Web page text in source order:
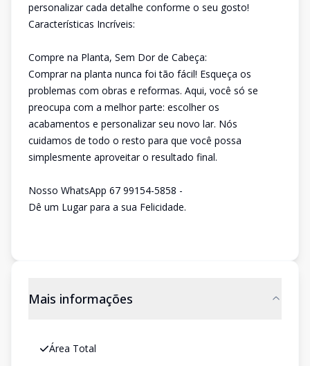
personalizar cada detalhe conforme o seu gosto!
Características Incríveis:
Compre na Planta, Sem Dor de Cabeça:
Comprar na planta nunca foi tão fácil! Esqueça os
problemas com obras e reformas. Aqui, você só se
preocupa com a melhor parte: escolher os
acabamentos e personalizar seu novo lar. Nós
cuidamos de todo o resto para que você possa
simplesmente aproveitar o resultado final.
Nosso WhatsApp 67 99154-5858 -
Dê um Lugar para a sua Felicidade.
Mais informações
Área Total